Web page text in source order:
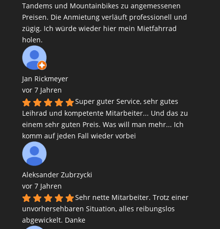
Tandems und Mountainbikes zu angemessenen
Preisen. Die Anmietung verläuft professionell und
zügig. Ich würde wieder hier mein Mietfahrrad
holen.
Jan Rickmeyer
vor 7 Jahren
Super guter Service, sehr gutes
Leihrad und kompetente Mitarbeiter... Und das zu
einem sehr guten Preis. Was will man mehr... Ich
komm auf jeden Fall wieder vorbei
Aleksander Zubrzycki
vor 7 Jahren
Sehr nette Mitarbeiter. Trotz einer
unvorhersehbaren Situation, alles reibungslos
abgewickelt. Danke